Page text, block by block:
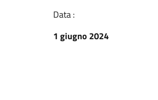
Data :
1 giugno 2024